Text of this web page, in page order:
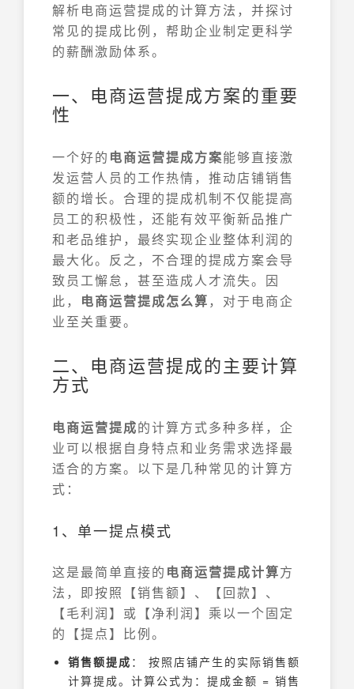
解析电商运营提成的计算方法，并探讨
常见的提成比例，帮助企业制定更科学
的薪酬激励体系。
一、电商运营提成方案的重要
性
一个好的 电商运营提成方案能够直接激
发运营人员的工作热情，推动店铺销售
额的增长。合理的提成机制不仅能提高
员工的积极性，还能有效平衡新品推广
和老品维护，最终实现企业整体利润的
最大化。反之，不合理的提成方案会导
致员工懈怠，甚至造成人才流失。因
此， 电商运营提成怎么算 ，对于电商企
业至关重要。
二、电商运营提成的主要计算
方式
电商运营提成的计算方式多种多样，企
业可以根据自身特点和业务需求选择最
适合的方案。以下是几种常见的计算方
式：
1、单一提点模式
这是最简单直接的 电商运营提成计算方
法，即按照【销售额】、【回款】、
【毛利润】或【净利润】乘以一个固定
的【提点】比例。
销售额提成 ： 按照店铺产生的实际销售额
计算提成。计算公式为：提成金额 = 销售